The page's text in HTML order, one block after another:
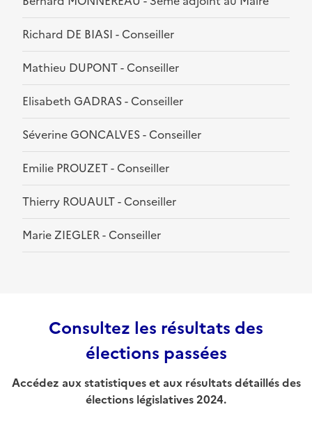
Richard DE BIASI - Conseiller
Mathieu DUPONT - Conseiller
Elisabeth GADRAS - Conseiller
Séverine GONCALVES - Conseiller
Emilie PROUZET - Conseiller
Thierry ROUAULT - Conseiller
Marie ZIEGLER - Conseiller
Consultez les résultats des
élections passées
Accédez aux statistiques et aux résultats détaillés des
élections législatives 2024.